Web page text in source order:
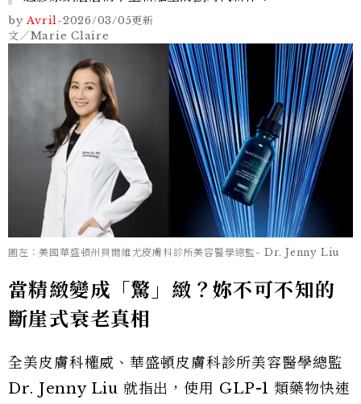
by Avril-2026/03/05更新
文／Marie Claire
圖左：美國華盛頓州貝爾維尤皮膚科診所美容醫學總監- Dr. Jenny Liu
當精緻變成「驚」緻？妳不可不知的
斷崖式衰老真相
全美皮膚科權威、華盛頓皮膚科診所美容醫學總監
Dr. Jenny Liu 就指出，使用 GLP-1 類藥物快速